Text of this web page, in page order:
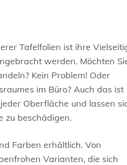
Tafelfolien ist ihre
werden. Möchten
Kein Problem! Oder
im Büro? Auch das ist
Oberfläche und lassen
zu beschädigen.
Farben erhältlich. Von
Varianten, die sich